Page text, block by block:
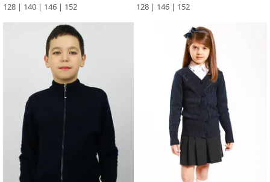
128 | 140 | 146 | 152 128 | 146 | 152